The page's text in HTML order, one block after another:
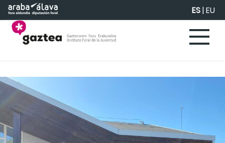
Saltar al contenido principal ES|EU